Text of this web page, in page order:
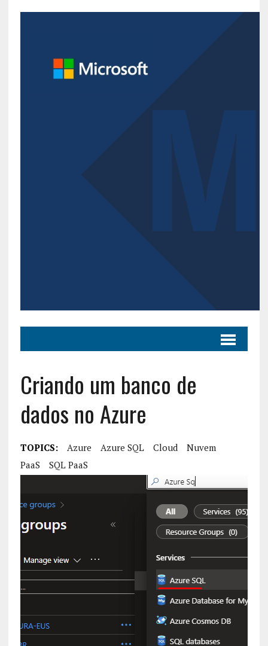
Criando um banco de
dados no Azure
TOPICS: Azure Azure SQL Cloud
Nuvem
PaaS
SQL PaaS